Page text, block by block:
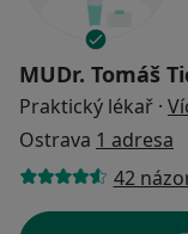
MUDr. Tomáš
Praktický lékař ·
Ostrava 1 adresa
42